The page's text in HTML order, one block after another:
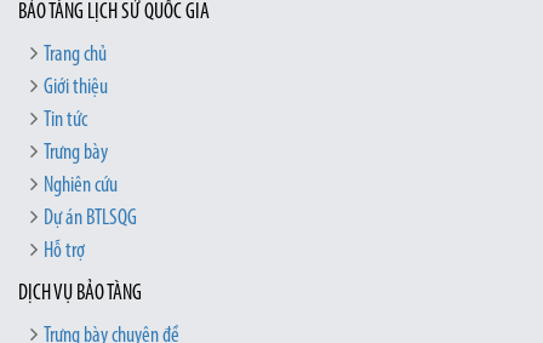
BẢO TÀNG LỊCH SỬ QUỐC GIA
Trang chủ
Giới thiệu
Tin tức
Trưng bày
Nghiên cứu
Dự án BTLSQG
Hỗ trợ
DỊCH VỤ BẢO TÀNG
Trưng bày chuyên đề